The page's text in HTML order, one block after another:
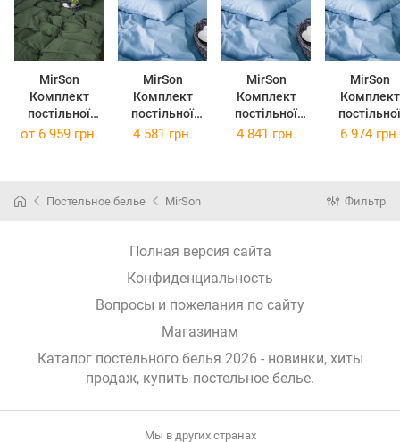
MirSon
Комплект
постільної
білизни Satin
MirSon
Комплект
постільної
білизни Сатин
MirSon
Комплект
постільної
білизни Сатин
MirSon
Комплект
постільної
білизни Сатин
от 6 959 грн. 4 581 грн. 4 841 грн. 6 974 грн.
Постельное белье MirSon Фильтр
Полная версия сайта
Конфиденциальность
Вопросы и пожелания по сайту
Магазинам
Каталог постельного белья 2026 - новинки, хиты
продаж, купить постельное белье.
Мы в других странах